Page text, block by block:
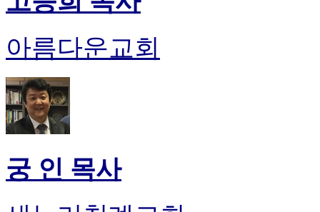
아름다운교회
궁 인 목사